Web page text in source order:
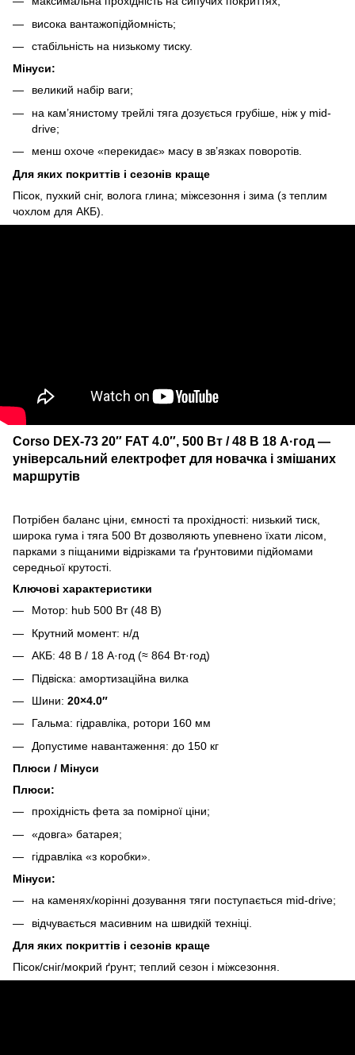
висока вантажопідйомність;
стабільність на низькому тиску.
Мінуси:
великий набір ваги;
на кам’янистому трейлі тяга дозується грубіше, ніж у mid-
drive;
менш охоче «перекидає» масу в зв’язках поворотів.
Для яких покриттів і сезонів краще
Пісок, пухкий сніг, волога глина; міжсезоння і зима (з теплим
чохлом для АКБ).
Corso DEX-73 20″ FAT 4.0″, 500 Вт / 48 В 18 А·год —
універсальний електрофет для новачка і змішаних
маршрутів
Потрібен баланс ціни, ємності та прохідності: низький тиск,
широка гума і тяга 500 Вт дозволяють упевнено їхати лісом,
парками з піщаними відрізками та ґрунтовими підйомами
середньої крутості.
Ключові характеристики
Мотор: hub 500 Вт (48 В)
Крутний момент: н/д
АКБ: 48 В / 18 А·год (≈ 864 Вт·год)
Підвіска: амортизаційна вилка
Шини: 20×4.0″
Гальма: гідравліка, ротори 160 мм
Допустиме навантаження: до 150 кг
Плюси / Мінуси
Плюси:
прохідність фета за помірної ціни;
«довга» батарея;
гідравліка «з коробки».
Мінуси:
на каменях/корінні дозування тяги поступається mid-drive;
відчувається масивним на швидкій техніці.
Для яких покриттів і сезонів краще
Пісок/сніг/мокрий ґрунт; теплий сезон і міжсезоння.